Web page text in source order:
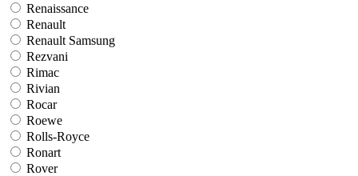
Renaissance
Renault
Renault Samsung
Rezvani
Rimac
Rivian
Rocar
Roewe
Rolls-Royce
Ronart
Rover